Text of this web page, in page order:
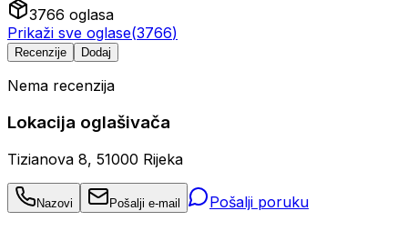
3766 oglasa
Prikaži sve oglase(3766)
Recenzije Dodaj
Nema recenzija
Lokacija oglašivača
Tizianova 8, 51000 Rijeka
Nazovi Pošalji e-mail Pošalji poruku